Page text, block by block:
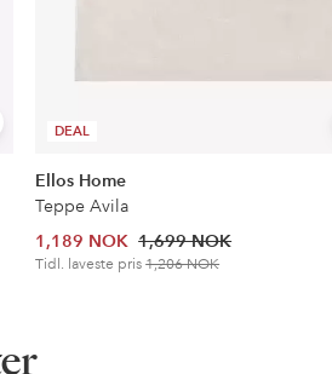
DEAL
Ellos Home
Teppe Avila
1,189 NOK 1,699 NOK
Tidl. laveste pris1,206 NOK